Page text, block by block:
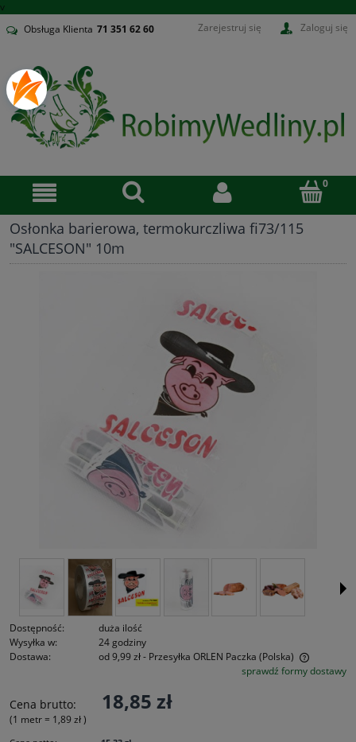
v
Obsługa Klienta 71 351 62 60 Zarejestruj się Zaloguj się
Osłonka barierowa, termokurczliwa fi73/115
"SALCESON" 10m
Dostępność:
duża ilość
Wysyłka w:
24 godziny
Dostawa:
od 9,99 zł- Przesyłka ORLEN Paczka (Polska)
Cena nie zawiera ewentualnych kosztów płatnościsprawdź formy dostawy
Cena brutto: 18,85 zł
(1 metr= 1,89 zł)